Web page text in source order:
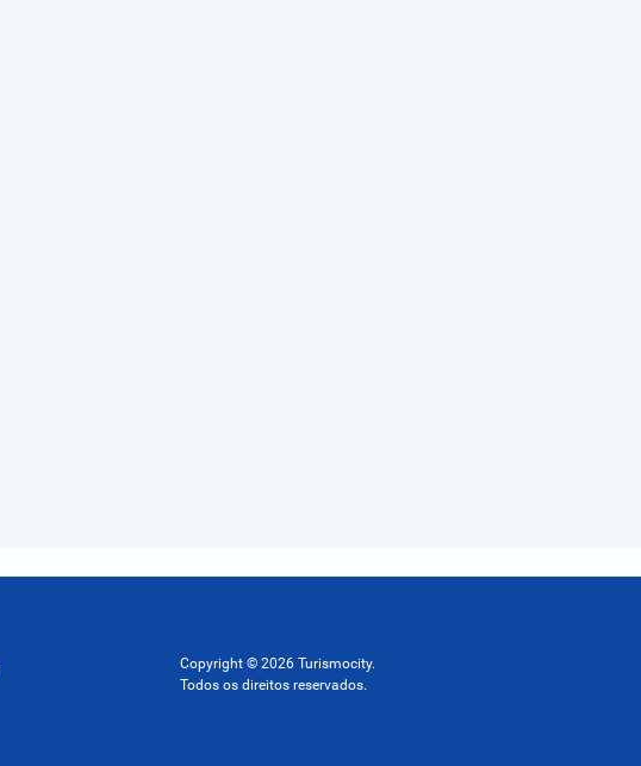
Copyright © 2026 Turismocity.
Todos os direitos reservados.